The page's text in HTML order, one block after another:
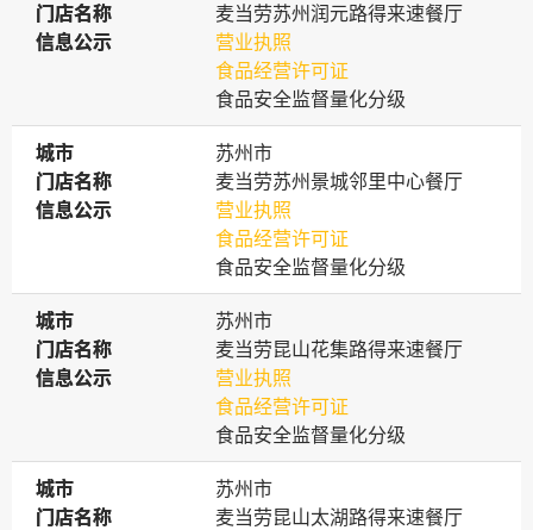
门店名称
门店名称
麦当劳苏州润元路得来速餐厅
信息公示
信息公示
营业执照
食品经营许可证
食品安全监督量化分级
城市
城市
苏州市
门店名称
门店名称
麦当劳苏州景城邻里中心餐厅
信息公示
信息公示
营业执照
食品经营许可证
食品安全监督量化分级
城市
城市
苏州市
门店名称
门店名称
麦当劳昆山花集路得来速餐厅
信息公示
信息公示
营业执照
食品经营许可证
食品安全监督量化分级
城市
城市
苏州市
门店名称
门店名称
麦当劳昆山太湖路得来速餐厅